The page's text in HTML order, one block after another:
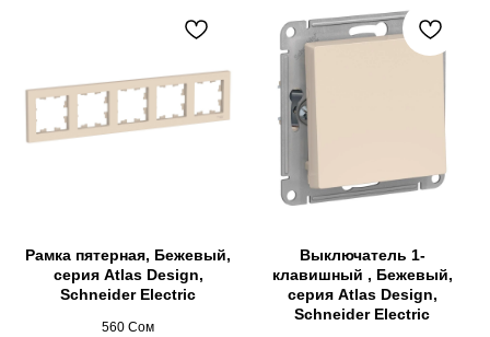
Рамка пятерная, Бежевый,
серия Atlas Design,
Schneider Electric
560 Сом
Выключатель 1-
клавишный , Бежевый,
серия Atlas Design,
Schneider Electric